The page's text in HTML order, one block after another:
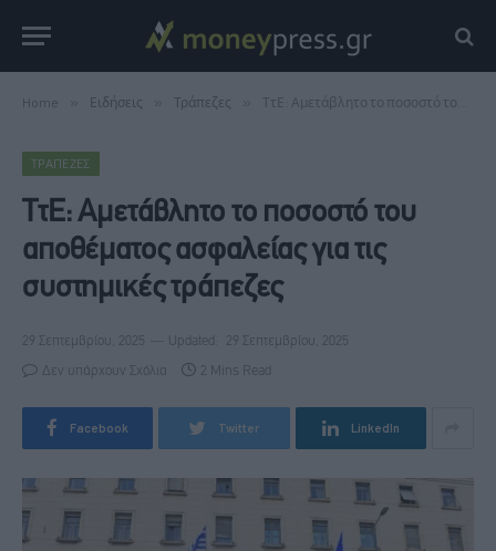
Home Ειδήσεις Τράπεζες ΤτΕ: Αμετάβλητο το ποσοστό του αποθέματος ασφαλείας για τις συστημικές τράπεζες
ΤΡΆΠΕΖΕΣ
ΤτΕ: Αμετάβλητο το ποσοστό του
αποθέματος ασφαλείας για τις
συστημικές τράπεζες
29 Σεπτεμβρίου, 2025 Updated: 29 Σεπτεμβρίου, 2025
Δεν υπάρχουν Σχόλια 2 Mins Read
Facebook Twitter LinkedIn